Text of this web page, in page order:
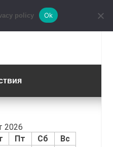
2026
Пт Сб Вс
policy Ok